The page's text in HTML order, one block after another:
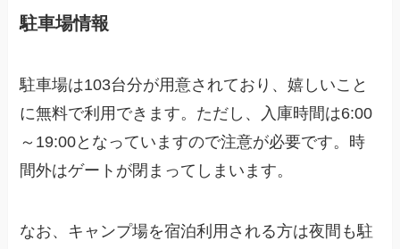
駐車場情報
駐車場は103台分が用意されており、嬉しいこと
に無料で利用できます。ただし、入庫時間は6:00
～19:00となっていますので注意が必要です。時
間外はゲートが閉まってしまいます。
なお、キャンプ場を宿泊利用される方は夜間も駐